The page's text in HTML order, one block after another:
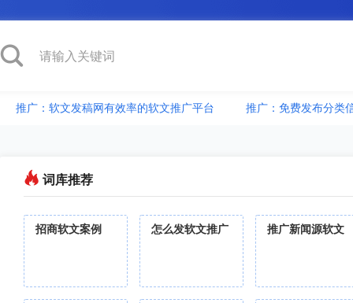
推广：软文发稿网有效率的软文推广平台 推广：免费发布分类
词库推荐
招商软文案例 怎么发软文推广 推广新闻源软文